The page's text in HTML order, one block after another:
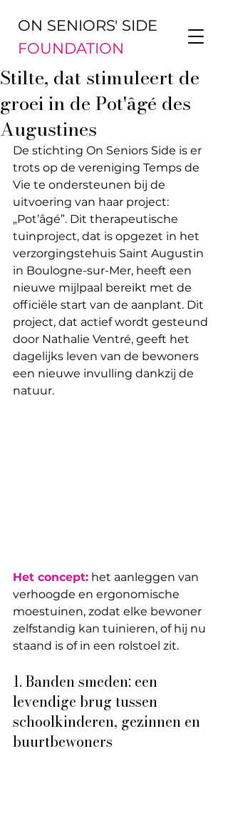
ON SENIORS' SIDE
FOUNDATION
Stilte, dat stimuleert de
groei in de Pot'âgé des
Augustines
De stichting On Seniors Side is er
trots op de vereniging Temps de
Vie te ondersteunen bij de
uitvoering van haar project:
„Pot’âgé”. Dit therapeutische
tuinproject, dat is opgezet in het
verzorgingstehuis Saint Augustin
in Boulogne-sur-Mer, heeft een
nieuwe mijlpaal bereikt met de
officiële start van de aanplant. Dit
project, dat actief wordt gesteund
door Nathalie Ventré, geeft het
dagelijks leven van de bewoners
een nieuwe invulling dankzij de
natuur.
Het concept: het aanleggen van
verhoogde en ergonomische
moestuinen, zodat elke bewoner
zelfstandig kan tuinieren, of hij nu
staand is of in een rolstoel zit.
1. Banden smeden: een
levendige brug tussen
schoolkinderen, gezinnen en
buurtbewoners